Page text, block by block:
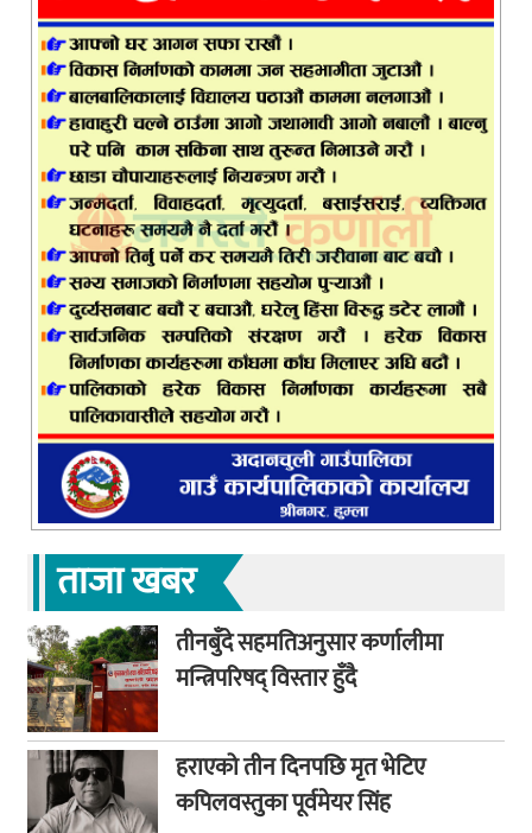
ताजा खबर
तीनबुँदे सहमतिअनुसार कर्णालीमा
मन्त्रिपरिषद् विस्तार हुँदै
हराएको तीन दिनपछि मृत भेटिए
कपिलवस्तुका पूर्वमेयर सिंह